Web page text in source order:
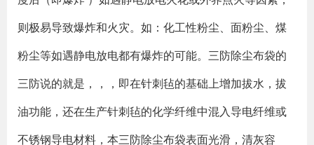
则极易导致爆炸和火灾。如：化工性粉尘、面粉尘、煤
粉尘等如遇静电放电都有爆炸的可能。三防除尘布袋的
三防说的就是，，，即在针刺毡的基础上增加拔水，拔
油功能，还在生产针刺毡的化学纤维中混入导电纤维或
不锈钢导电材料，本三防除尘布袋表面光滑，清灰容